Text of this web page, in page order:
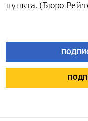
пункта. (Бюро